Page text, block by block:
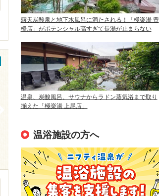
露天炭酸泉と地下水風呂に満たされる！「極楽湯 豊
橋店」がポテンシャル高すぎて長湯が止まらない
温泉、炭酸風呂、サウナからラドン蒸気浴まで取り
揃えた「極楽湯 上尾店」
温浴施設の方へ